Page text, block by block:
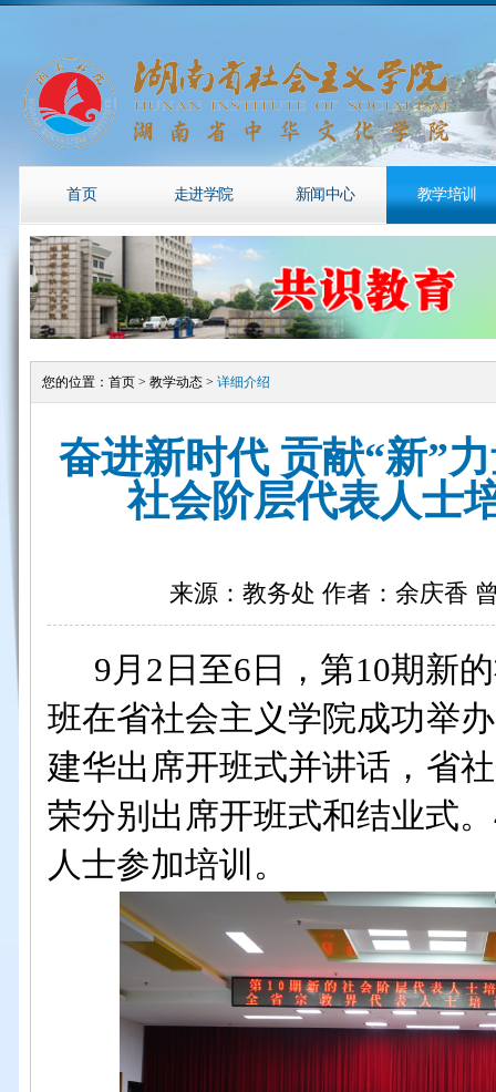
首页 走进学院 新闻中心 教学培训
您的位置： 首页> 教学动态> 详细介绍
奋进新时代 贡献“新”
社会阶层代表人士
来源：教务处 作者：余庆香
9月2日至6日，第10期新
班在省社会主义学院成功举
建华出席开班式并讲话 ， 省
荣分别出席开班式和结业式
人士参加培训。